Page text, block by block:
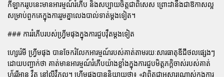
កីឡាកររូបនេះមានអារម្មណ៍រំភើប និងសប្បាយចិត្តជាពិសេស ព្រោះវានឹងជាឱកាសល្អ
សម្រាប់ពួកគេក្នុងការរួមគ្នាលេងបាល់ទាត់ម្តងទៀត។
### ការរំភើបរបស់ហ្វ្រីមផុងក្នុងការជួបវ៉ឺតម្តងទៀត
ហ្សេរ៉េមី ហ្វ្រីមផុង បានចែករំលែកអារម្មណ៍របស់គាត់តាមរយៈសារធាតុឌីជីថលផ្សេងៗ
ដោយបញ្ជាក់ថា គាត់មានអារម្មណ៍រំភើបយ៉ាងខ្លាំងក្នុងការជួបមិត្តភក្តិចាស់របស់គាត់
ហ្វ្ល័ររីអាន វ៉ឺត នៅលីវ៉ឺភូល។ ហ្វ្រីមផុងបាននិយាយថា៖ «វាពិតជាអស្ចារ្យណាស់ក្នុងការ